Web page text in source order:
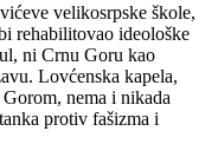
velikosrpske škole,
rehabilitovao ideološke
ni Crnu Goru kao
Lovćenska kapela,
nema i nikada
protiv fašizma i